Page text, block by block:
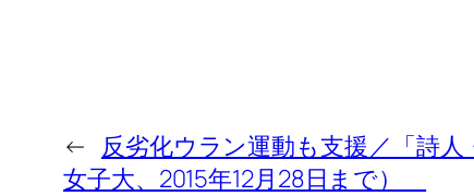
← 反劣化ウラン運動も支援／「詩
女子大、2015年12月28日まで）